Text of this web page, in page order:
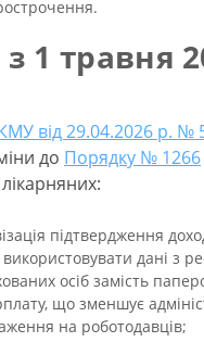
1 травня
від 29.04.2026 р. №
до Порядку № 1266
підтвердження
дані з
осіб замість
що зменшує
на роботодавців;